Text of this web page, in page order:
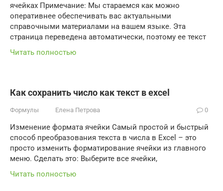
ячейках Примечание: Мы стараемся как можно
оперативнее обеспечивать вас актуальными
справочными материалами на вашем языке. Эта
страница переведена автоматически, поэтому ее текст
Читать полностью
Как сохранить число как текст в excel
Формулы Елена Петрова 0
Изменение формата ячейки Самый простой и быстрый
способ преобразования текста в числа в Excel – это
просто изменить форматирование ячейки из главного
меню. Сделать это: Выберите все ячейки,
Читать полностью